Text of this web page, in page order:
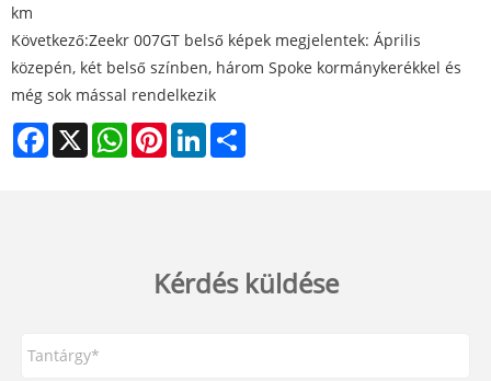
km
Következő:Zeekr 007GT belső képek megjelentek: Április
közepén, két belső színben, három Spoke kormánykerékkel és
még sok mással rendelkezik
Facebook
X WhatsAppPinterestLinkedIn
Kérdés küldése